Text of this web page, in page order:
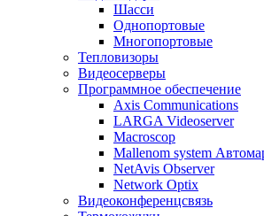
Шасси
Однопортовые
Многопортовые
Тепловизоры
Видеосерверы
Программное обеспечение
Axis Communications
LARGA Videoserver
Macroscop
Mallenom system
NetAvis Observer
Network Optix
Видеоконференцсвязь